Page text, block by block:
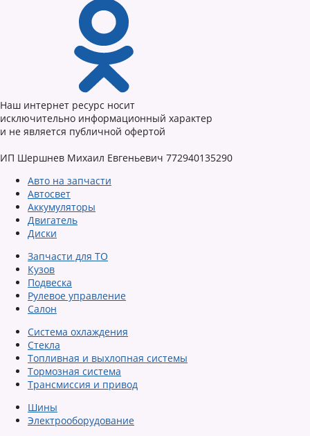
Наш интернет ресурс носит
исключительно информационный характер
и не является публичной офертой
ИП Шершнев Михаил Евгеньевич 772940135290
Авто на запчасти
Автосвет
Аккумуляторы
Двигатель
Диски
Запчасти для ТО
Кузов
Подвеска
Рулевое управление
Салон
Система охлаждения
Стекла
Топливная и выхлопная системы
Тормозная система
Трансмиссия и привод
Шины
Электрооборудование